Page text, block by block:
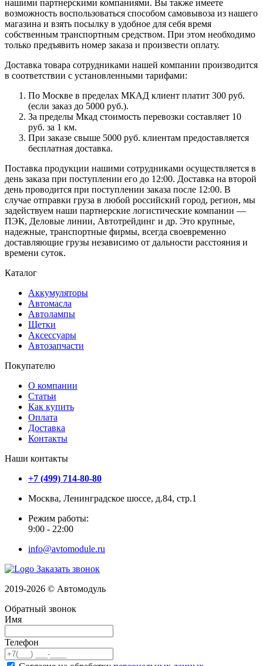
нашими партнерскими компаниями. Вы также имеете
возможность воспользоваться способом самовывоза из нашего
магазина и взять посылку в удобное для себя время
собственным транспортным средством. При этом необходимо
только предъявить номер заказа и произвести оплату.
Доставка товара сотрудниками нашей компании производится
в соответствии с установленными тарифами:
По Москве в пределах МКАД клиент платит 300 руб.
(если заказ до 5000 руб.).
За пределы Мкад стоимость перевозки составляет 10
руб. за 1 км.
При заказе свыше 5000 руб. клиентам предоставляется
бесплатная доставка.
Поставка продукции нашими сотрудниками осуществляется в
день заказа при поступлении его до 12:00. Доставка на второй
день проводится при поступлении заказа после 12:00. В
случае отправки груза в любой российский город, регион, мы
задействуем наши партнерские логистические компании —
ПЭК, Деловые линии, Автотрейдинг и др. Это крупные,
надежные, транспортные фирмы, всегда своевременно
доставляющие грузы независимо от дальности расстояния и
времени суток.
Каталог
Аккумуляторы
Автомасла
Автолампы
Щетки
Аксессуары
Автозапчасти
Покупателю
О компании
Статьи
Как купить
Оплата
Доставка
Контакты
Наши контакты
+7 (499) 714-80-80
Москва, Ленинградское шоссе, д.84, стр.1
Режим работы:
9:00 - 22:00
info@avtomodule.ru
Заказать звонок
2019-2026 © Автомодуль
Обратный звонок
Имя
Телефон